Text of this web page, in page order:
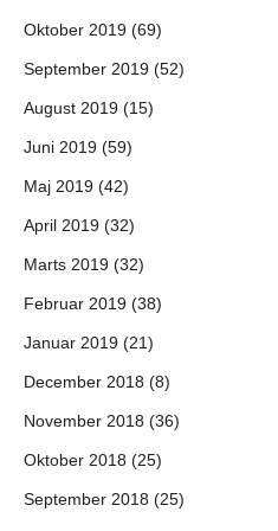
Oktober 2019 (69)
September 2019 (52)
August 2019 (15)
Juni 2019 (59)
Maj 2019 (42)
April 2019 (32)
Marts 2019 (32)
Februar 2019 (38)
Januar 2019 (21)
December 2018 (8)
November 2018 (36)
Oktober 2018 (25)
September 2018 (25)